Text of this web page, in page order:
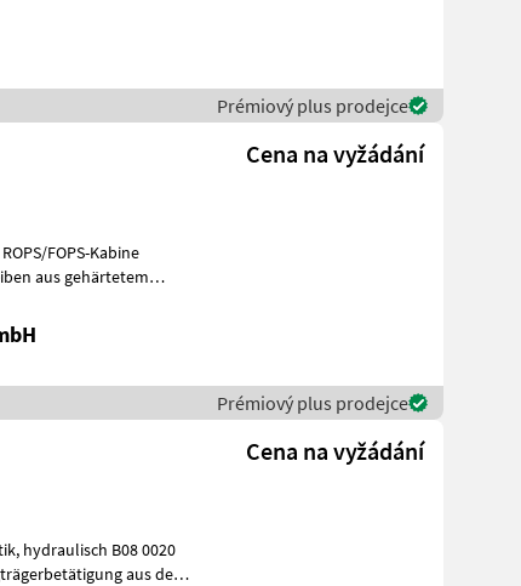
Prémiový plus prodejce
Cena na vyžádání
aus gehärtetem
Prémiový plus prodejce
Cena na vyžádání